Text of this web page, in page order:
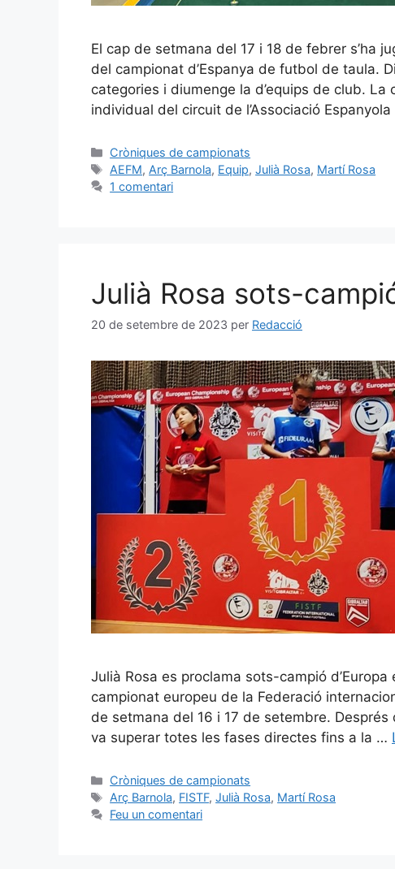
El cap de setmana del 17 i 18 de febrer s’ha
del campionat d’Espanya de futbol de taula.
categories i diumenge la d’equips de club.
individual del circuit de l’Associació
Cròniques de campionats
AEFM, Arç Barnola, Equip,Julià Rosa, Martí Rosa
1 comentari
Julià Rosa sots-
20 de setembre de 2023 per Redacció
Julià Rosa es proclama sots-campió
campionat europeu de la Federació
de setmana del 16 i 17 de setembre.
va superar totes les fases directes fins a la …
Cròniques de campionats
Arç Barnola, FISTF,Julià Rosa, Martí Rosa
Feu un comentari